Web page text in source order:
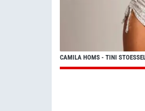
CAMILA HOMS - TINI